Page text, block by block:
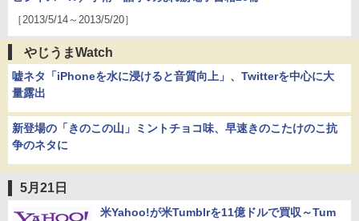
［2013/5/14～2013/5/20］
やじうまWatch
嘘ネタ「iPhoneを水に浸けると音質向上」、Twitterを中心に大
量露出
新登場の「きのこの山」ミントチョコ味、早速きのこたけのこ抗
争のネタに
5月21日
米Yahoo!が米Tumblrを11億ドルで買収～Tum